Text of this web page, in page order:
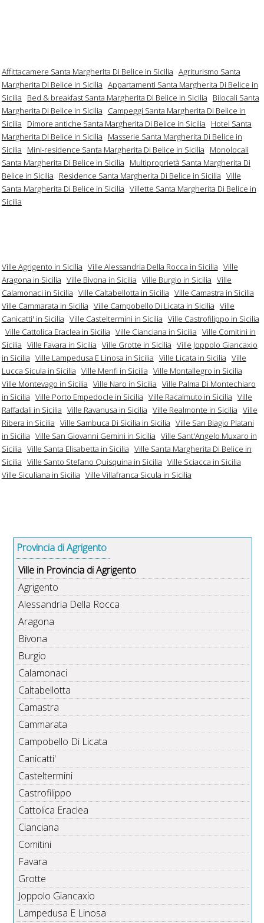
Affittacamere Santa Margherita Di Belice in Sicilia Agriturismo Santa
Margherita Di Belice in Sicilia Appartamenti Santa Margherita Di Belice in
Sicilia
Bed & breakfast Santa Margherita Di Belice in Sicilia
Bilocali Santa
Margherita Di Belice in Sicilia
Campeggi Santa Margherita Di Belice in
Sicilia
Dimore antiche Santa Margherita Di Belice in Sicilia
Hotel Santa
Margherita Di Belice in Sicilia
Masserie Santa Margherita Di Belice in
Sicilia
Mini-residence Santa Margherita Di Belice in Sicilia
Monolocali
Santa Margherita Di Belice in Sicilia
Multiproprietà Santa Margherita Di
Belice in Sicilia
Residence Santa Margherita Di Belice in Sicilia Ville
Santa Margherita Di Belice in Sicilia Villette Santa Margherita Di Belice in
Sicilia
Ville Agrigento in Sicilia Ville Alessandria Della Rocca in Sicilia Ville
Aragona in Sicilia Ville Bivona in Sicilia Ville Burgio in Sicilia Ville
Calamonaci in Sicilia Ville Caltabellotta in Sicilia Ville Camastra in Sicilia
Ville Cammarata in Sicilia Ville Campobello Di Licata in Sicilia Ville
Canicatti' in Sicilia Ville Casteltermini in Sicilia Ville Castrofilippo in Sicilia
Ville Cattolica Eraclea in Sicilia Ville Cianciana in Sicilia Ville Comitini in
Sicilia Ville Favara in Sicilia Ville Grotte in Sicilia Ville Joppolo Giancaxio
in Sicilia Ville Lampedusa E Linosa in Sicilia Ville Licata in Sicilia Ville
Lucca Sicula in Sicilia Ville Menfi in Sicilia Ville Montallegro in Sicilia
Ville Montevago in Sicilia Ville Naro in Sicilia Ville Palma Di Montechiaro
in Sicilia Ville Porto Empedocle in Sicilia Ville Racalmuto in Sicilia Ville
Raffadali in Sicilia Ville Ravanusa in Sicilia Ville Realmonte in Sicilia Ville
Ribera in Sicilia Ville Sambuca Di Sicilia in Sicilia Ville San Biagio Platani
in Sicilia Ville San Giovanni Gemini in Sicilia Ville Sant'Angelo Muxaro in
Sicilia Ville Santa Elisabetta in Sicilia Ville Santa Margherita Di Belice in
Sicilia Ville Santo Stefano Quisquina in Sicilia Ville Sciacca in Sicilia
Ville Siculiana in Sicilia Ville Villafranca Sicula in Sicilia
Provincia di Agrigento
Ville in Provincia di Agrigento
Agrigento
Alessandria Della Rocca
Aragona
Bivona
Burgio
Calamonaci
Caltabellotta
Camastra
Cammarata
Campobello Di Licata
Canicatti'
Casteltermini
Castrofilippo
Cattolica Eraclea
Cianciana
Comitini
Favara
Grotte
Joppolo Giancaxio
Lampedusa E Linosa